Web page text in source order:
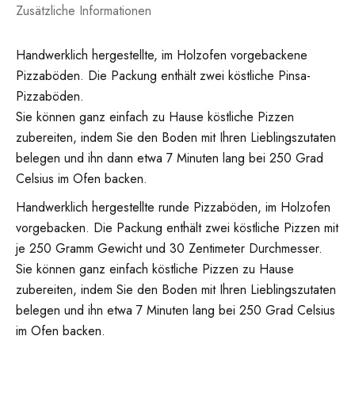
Zusätzliche Informationen
Handwerklich hergestellte, im Holzofen vorgebackene
Pizzaböden. Die Packung enthält zwei köstliche Pinsa-
Pizzaböden.
Sie können ganz einfach zu Hause köstliche Pizzen
zubereiten, indem Sie den Boden mit Ihren Lieblingszutaten
belegen und ihn dann etwa 7 Minuten lang bei 250 Grad
Celsius im Ofen backen.
Handwerklich hergestellte runde Pizzaböden, im Holzofen
vorgebacken. Die Packung enthält zwei köstliche Pizzen mit
je 250 Gramm Gewicht und 30 Zentimeter Durchmesser.
Sie können ganz einfach köstliche Pizzen zu Hause
zubereiten, indem Sie den Boden mit Ihren Lieblingszutaten
belegen und ihn etwa 7 Minuten lang bei 250 Grad Celsius
im Ofen backen.